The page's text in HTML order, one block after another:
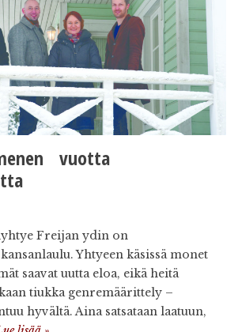
vuotta
Freijan ydin on
Yhtyeen käsissä monet
saavat uutta eloa, eikä heitä
tiukka genremäärittely –
hyvältä. Aina satsataan laatuun,